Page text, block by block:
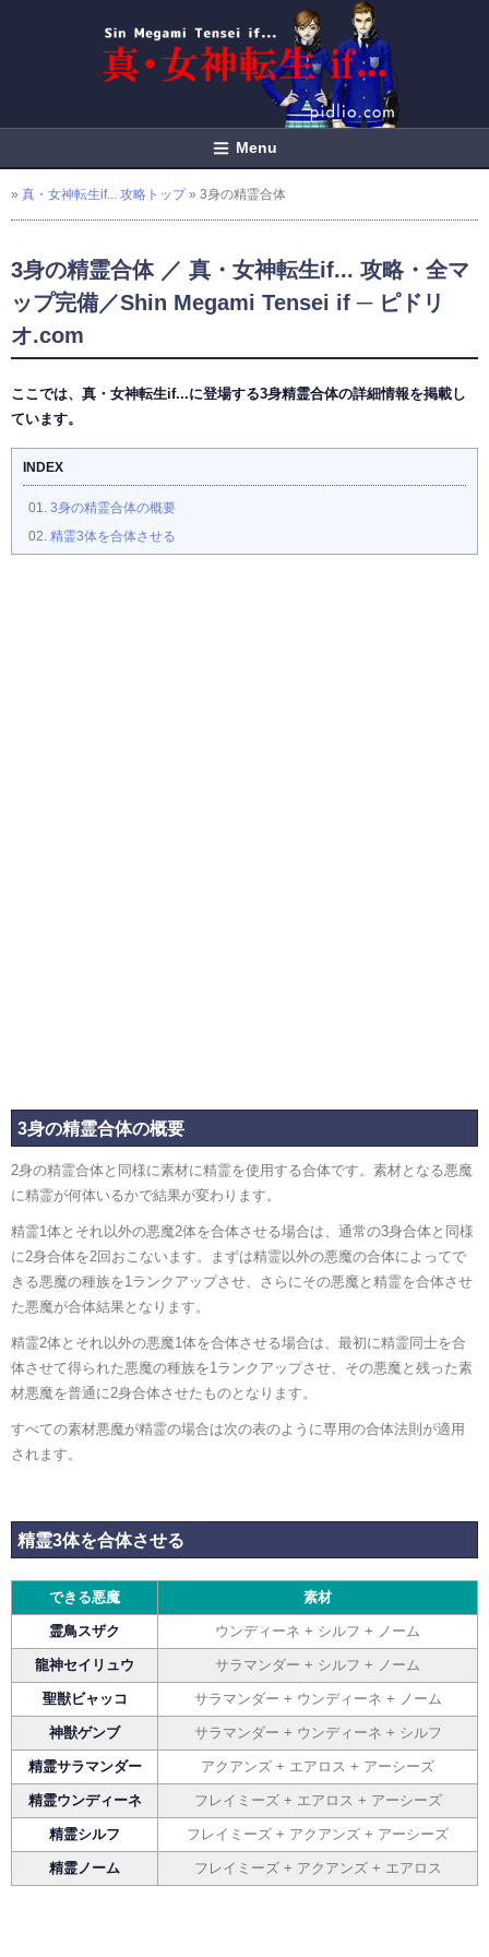
Menu
» 真・女神転生if... 攻略トップ» 3身の精霊合体
3身の精霊合体 ／ 真・女神転生if... 攻略・全マ
ップ完備／Shin Megami Tensei if ─ ピドリ
オ.com
ここでは、真・女神転生if...に登場する3身精霊合体の詳細情報を掲載し
ています。
INDEX
3身の精霊合体の概要
精霊3体を合体させる
3身の精霊合体の概要
2身の精霊合体と同様に素材に精霊を使用する合体です。素材となる悪魔
に精霊が何体いるかで結果が変わります。
精霊1体とそれ以外の悪魔2体を合体させる場合は、通常の3身合体と同様
に2身合体を2回おこないます。まずは精霊以外の悪魔の合体によってで
きる悪魔の種族を1ランクアップさせ、さらにその悪魔と精霊を合体させ
た悪魔が合体結果となります。
精霊2体とそれ以外の悪魔1体を合体させる場合は、最初に精霊同士を合
体させて得られた悪魔の種族を1ランクアップさせ、その悪魔と残った素
材悪魔を普通に2身合体させたものとなります。
すべての素材悪魔が精霊の場合は次の表のように専用の合体法則が適用
されます。
精霊3体を合体させる
できる悪魔 素材
霊鳥スザク ウンディーネ + シルフ + ノーム
龍神セイリュウ サラマンダー + シルフ + ノーム
聖獣ビャッコ サラマンダー + ウンディーネ + ノーム
神獣ゲンブ サラマンダー + ウンディーネ + シルフ
精霊サラマンダー アクアンズ + エアロス + アーシーズ
精霊ウンディーネ フレイミーズ + エアロス + アーシーズ
精霊シルフ フレイミーズ + アクアンズ + アーシーズ
精霊ノーム フレイミーズ + アクアンズ + エアロス